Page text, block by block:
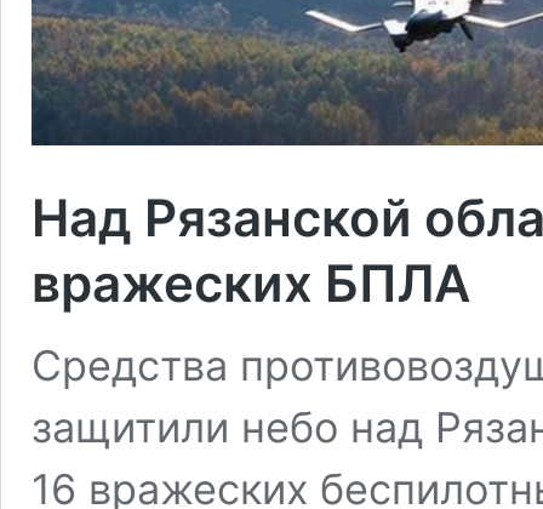
Над Рязанской
вражеских БПЛА
Средства
защитили небо над
16 вражеских